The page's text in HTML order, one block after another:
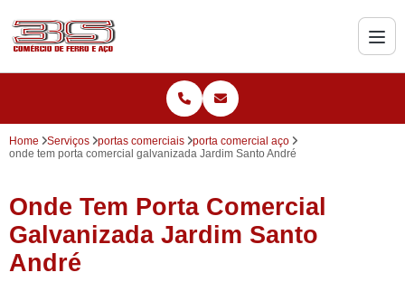
Home Serviços portas comerciais
porta comercial aço
onde tem porta comercial galvanizada Jardim Santo André
Onde Tem Porta Comercial
Galvanizada Jardim Santo
André